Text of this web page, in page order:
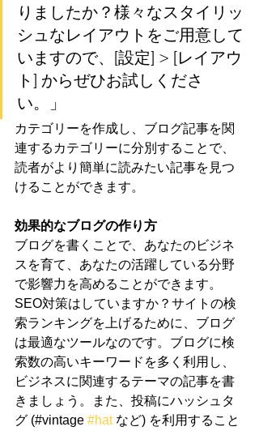
りましたか？様々なスタイリッ
シュなレイアウトをご用意して
いますので、[設定] > [レイアウ
ト] からぜひお試しくださ
い。」
カテゴリーを作成し、ブログ記事を関
連するカテゴリーに分別することで、
読者がより簡単に読みたい記事を見つ
けることができます。
効果的なブログの作り方
ブログを書くことで、あなたのビジネ
スを育て、あなたの活躍している分野
で影響力を高めることができます。
SEO対策はしていますか？サイトの検
索ランキングを上げるために、ブログ
は最適なツールなのです。ブログに検
索数の高いキーワードを多く利用し、
ビジネスに関連するテーマの記事を書
きましょう。また、投稿にハッシュタ
グ (#vintage #hat など) を利用すること